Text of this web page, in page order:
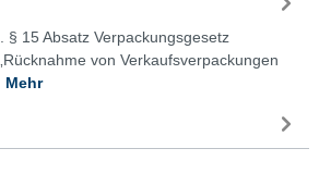
§ 15 Absatz Verpackungsgesetz
von Verkaufsverpackungen
Mehr